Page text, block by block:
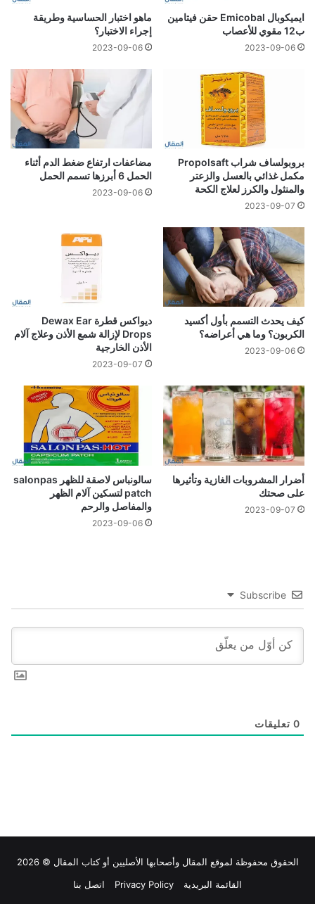
ايميكوبال Emicobal حقن فيتامين
ب12 مقوي للأعصاب
2023-09-06
ماهو اختبار الحساسية وطريقة
إجراء الاختبار؟
2023-09-06
بروبولساف شراب Propolsaft
مكمل غذائي بالعسل والزعتر
والمنثول والكرز لعلاج الكحة
2023-09-07
مضاعفات ارتفاع ضغط الدم أثناء
الحمل 6 أبرزها تسمم الحمل
2023-09-06
كيف يحدث التسمم بأول أكسيد
الكربون؟ وما هي أعراضه؟
2023-09-06
ديواكس قطرة Dewax Ear
Drops لإزالة شمع الأذن وعلاج آلام
الأذن الخارجية
2023-09-07
أضرار المشروبات الغازية وتأثيرها
على صحتك
2023-09-07
سالونباس لاصقة للظهر salonpas
patch لتسكين آلام الظهر
والمفاصل والرحم
2023-09-06
Subscribe
0 تعليقات
الحقوق محفوظة لموقع المقال وأصحابها الأصليين أو كتاب المقال © 2026
القائمة البريدية
Privacy Policy اتصل بنا